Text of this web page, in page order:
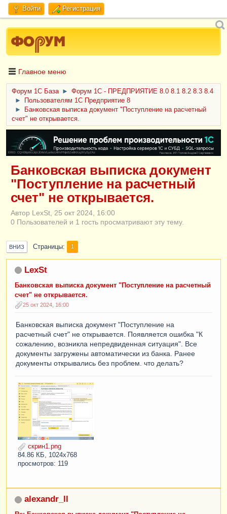
Войти Регистрация
Главное меню
Форум 1C База ►
Форум 1С - ПРЕДПРИЯТИЕ 8.0 8.1 8.2 8.3 8.4
►
Пользователям 1С Предприятие 8
►
Банковская выписка документ "Поступление на расчетный
счет" не открывается.
ERID: CQH36pWzJqVJD4xVLsnhcU4hVPNjkBZe8KKxjJiYySyZAz
Банковская выписка документ
"Поступление на расчетный
счет" не открывается.
Автор LexSt, 25 окт 2024, 16:00
0 Пользователей и 1 гость просматривают эту тему.
ВНИЗ Страницы 1
LexSt
Банковская выписка документ "Поступление на расчетный
счет" не открывается.
25 окт 2024, 16:00
Банковская выписка документ "Поступление на
расчетный счет" не открывается. Появляется ошибка "К
сожалению, возникла непредвиденная ситуация". Все
документы загружены автоматически из банка. Ранее
документы открывались без проблем. что делать?
скрин1.png
84.86 КБ, 1024x768
просмотров: 119
alexandr_ll